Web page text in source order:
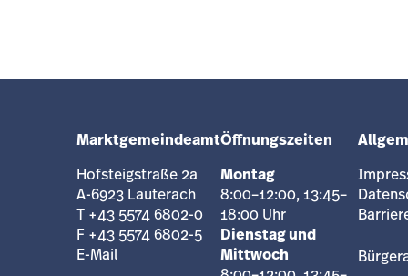
Marktgemeindeamt
Hofsteigstraße 2a
A-6923 Lauterach
T +43 5574 6802-0
F +43 5574 6802-5
E-Mail
Öffnungszeiten
Montag
8:00–12:00, 13:45–
18:00 Uhr
Dienstag und
Mittwoch